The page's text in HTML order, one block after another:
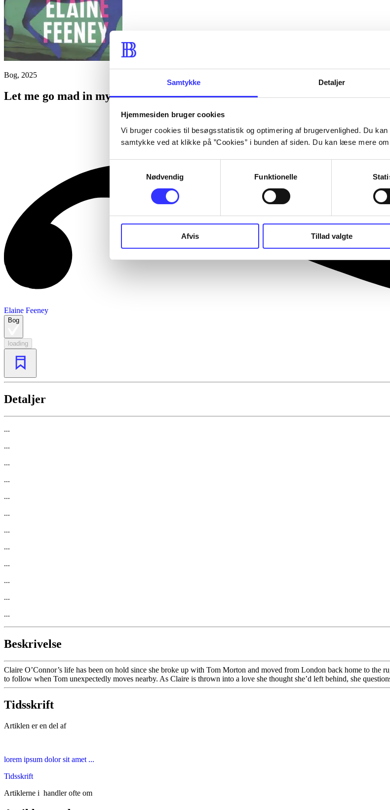
Samtykke Detaljer
Hjemmesiden bruger cookies
Vi bruger cookies til besøgsstatistik og optimering af brugervenlighed. Du
samtykke ved at klikke på ”Cookies” i bunden af siden. Du kan læse mere
Samtykkevalg
Nødvendig
Funktionelle
Afvis Tillad valgte
Bog, 2025
Let me go mad in my own way (engelsk)
Elaine Feeney
Bog
loading
Detaljer
...
...
...
...
...
...
...
...
...
...
...
...
Beskrivelse
Claire O’Connor’s life has been on hold since she broke up with Tom Morton and moved from London back home to the
to follow when Tom unexpectedly moves nearby. As Claire is thrown into a love she thought she’d left behind, she
Tidsskrift
Artiklen er en del af
lorem ipsum dolor sit amet ...
Tidsskrift
Artiklerne i handler ofte om